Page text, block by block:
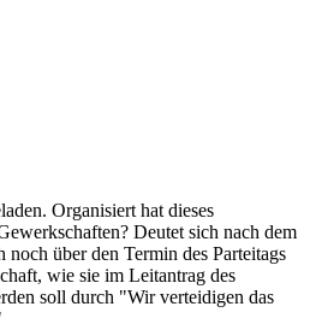
Organisiert hat dieses
Deutet sich nach dem
über den Termin des Parteitags
wie sie im Leitantrag des
soll durch "Wir verteidigen das